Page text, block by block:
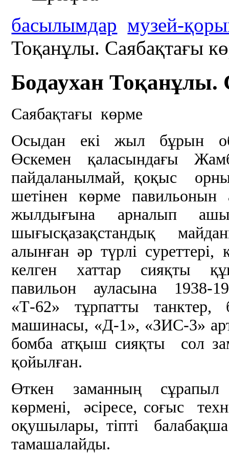
басылымдар музей-
Тоқанұлы. Саябақтағы
Бодаухан Тоқанұлы.
Саябақтағы көрме
Осыдан екі жыл бұрын
Өскемен қаласындағы
пайдаланылмай, қоқыс
шетінен көрме
жылдығына арналып
шығысқазақстандық
алынған әр түрлі
келген хаттар сияқты
павильон ауласына 1938-
«Т-62» тұрпатты
машинасы, «Д-1», «ЗИС-3»
бомба атқыш сияқты сол
қойылған.
Өткен заманның
көрмені, әсіресе, соғыс
оқушылары, тіпті
тамашалайды.